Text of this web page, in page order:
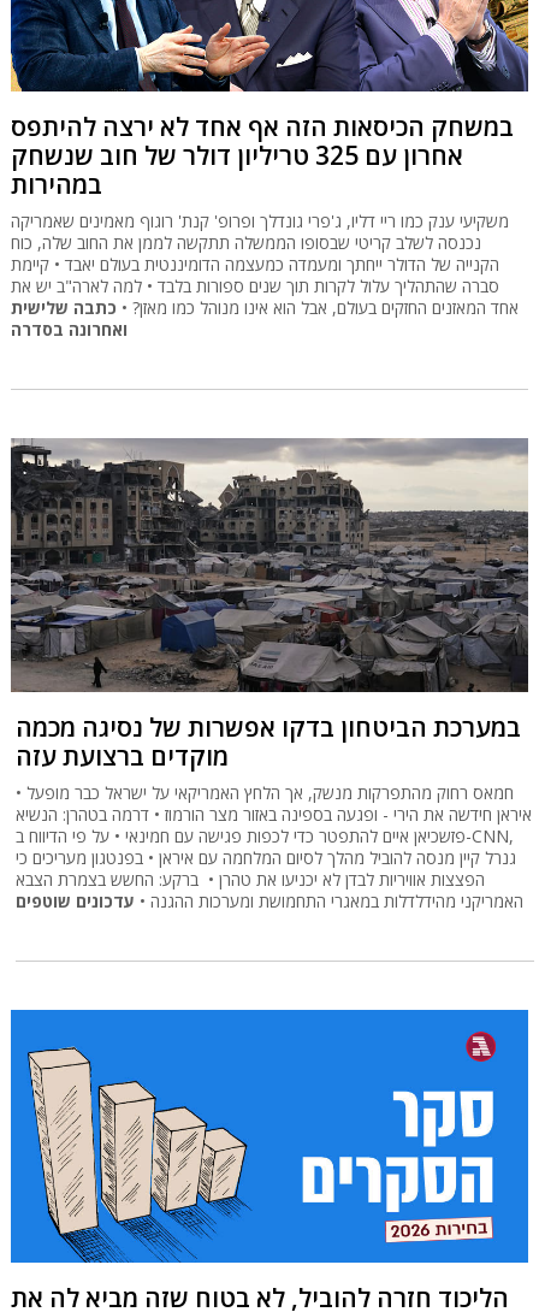
במשחק הכיסאות הזה אף אחד לא ירצה להיתפס
אחרון עם 325 טריליון דולר של חוב שנשחק
במהירות
משקיעי ענק כמו ריי דליו, ג'פרי גונדלך ופרופ' קנת' רוגוף מאמינים שאמריקה
נכנסה לשלב קריטי שבסופו הממשלה תתקשה לממן את החוב שלה, כוח
הקנייה של הדולר ייחתך ומעמדה כמעצמה הדומיננטית בעולם יאבד • קיימת
סברה שהתהליך עלול לקרות תוך שנים ספורות בלבד • למה לארה"ב יש את
אחד המאזנים החזקים בעולם, אבל הוא אינו מנוהל כמו מאזן? • כתבה שלישית
ואחרונה בסדרה
במערכת הביטחון בדקו אפשרות של נסיגה מכמה
מוקדים ברצועת עזה
חמאס רחוק מהתפרקות מנשק, אך הלחץ האמריקאי על ישראל כבר מופעל •
איראן חידשה את הירי - ופגעה בספינה באזור מצר הורמוז • דרמה בטהרן: הנשיא
פזשכיאן איים להתפטר כדי לכפות פגישה עם חמינאי • על פי הדיווח ב-CNN,
גנרל קיין מנסה להוביל מהלך לסיום המלחמה עם איראן • בפנטגון מעריכים כי
הפצצות אוויריות לבדן לא יכניעו את טהרן • ברקע: החשש בצמרת הצבא
האמריקני מהידלדלות במאגרי התחמושת ומערכות ההגנה • עדכונים שוטפים
הליכוד חזרה להוביל, לא בטוח שזה מביא לה את